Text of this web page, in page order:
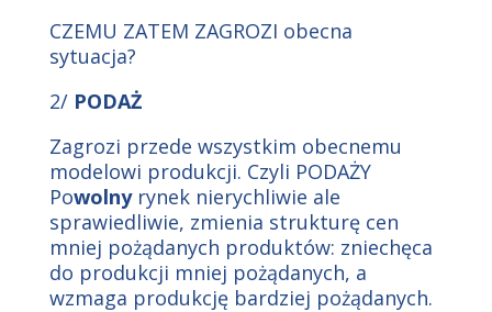
CZEMU ZATEM ZAGROZI obecna
sytuacja?
2/ PODAŻ
Zagrozi przede wszystkim obecnemu
modelowi produkcji. Czyli PODAŻY
Powolnyrynek nierychliwie ale
sprawiedliwie, zmienia strukturę cen
mniej pożądanych produktów: zniechęca
do produkcji mniej pożądanych, a
wzmaga produkcję bardziej pożądanych.